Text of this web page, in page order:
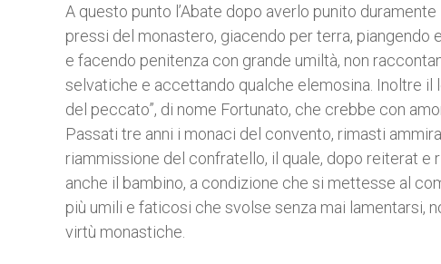
A questo punto l’Abate dopo averlo punito
pressi del monastero, giacendo per terra,
e facendo penitenza con grande umiltà, non
selvatiche e accettando qualche elemosina. Inoltre il
del peccato”, di nome Fortunato, che crebbe con
Passati tre anni i monaci del convento, rimasti
riammissione del confratello, il quale, dopo reiterat
anche il bambino, a condizione che si mettesse al
più umili e faticosi che svolse senza mai lamentarsi,
virtù monastiche.